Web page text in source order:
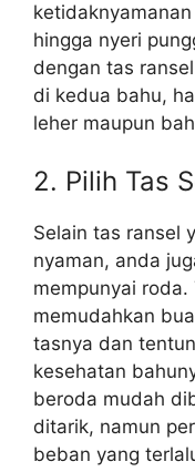
hingga nyeri
dengan tas
di kedua bahu,
leher maupun
2. Pilih Tas
Selain tas ransel
nyaman, anda
mempunyai
memudahkan
tasnya dan
kesehatan
beroda mudah
ditarik, namun
beban yang